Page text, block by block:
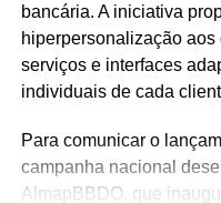
bancária. A iniciativa
hiperpersonalização
serviços e interfaces
individuais de cada
Para comunicar o
campanha nacional
AlmapBBDO, que